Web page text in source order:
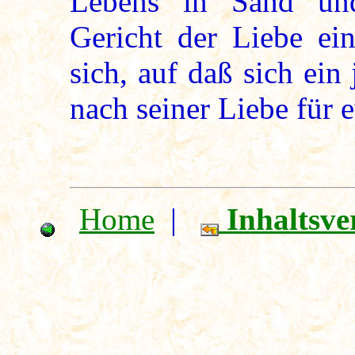
Gericht der Liebe
sich, auf daß sich ein
nach seiner Liebe für
Home|